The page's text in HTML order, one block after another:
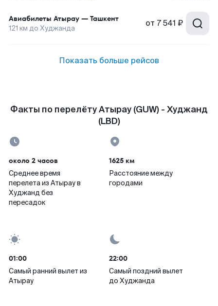
Авиабилеты Атырау — Ташкент
121 км до Худжанда от 7 541 ₽
Показать больше рейсов
Факты по перелёту Атырау (GUW) - Худжанд
(LBD)
около 2 часов
Среднее время
перелета из Атырау в
Худжанд без
пересадок
1625 км
Расстояние между
городами
01:00
Самый ранний вылет из
Атырау
22:00
Самый поздний вылет
до Худжанда